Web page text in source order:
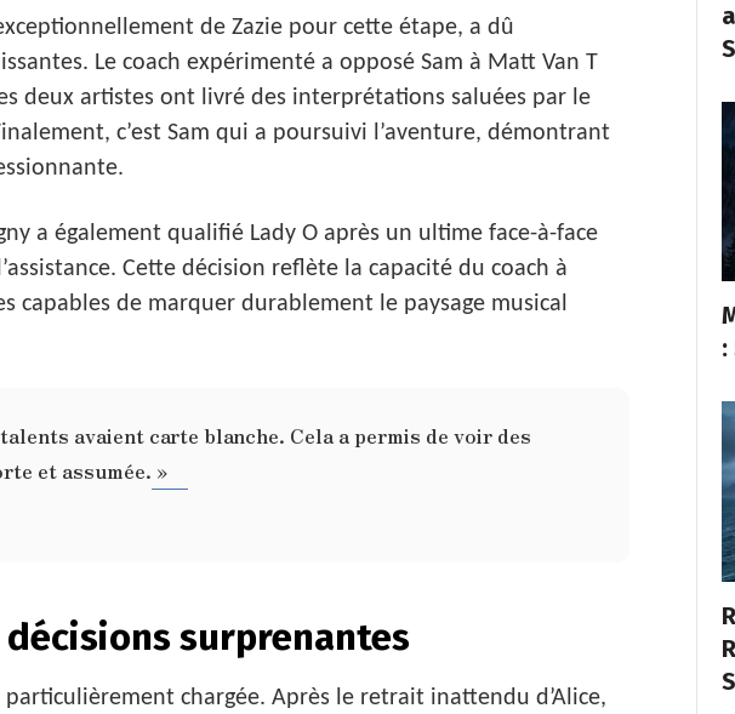
de Zazie pour cette étape, a dû
Le coach expérimenté a opposé Sam à Matt Van T
deux artistes ont livré des interprétations saluées par le
c’est Sam qui a poursuivi l’aventure, démontrant
a également qualifié Lady O après un ultime face-à-face
Cette décision reflète la capacité du coach à
capables de marquer durablement le paysage musical
avaient carte blanche. Cela a permis de voir des
et assumée. »
surprenantes
chargée. Après le retrait inattendu d’Alice,
: